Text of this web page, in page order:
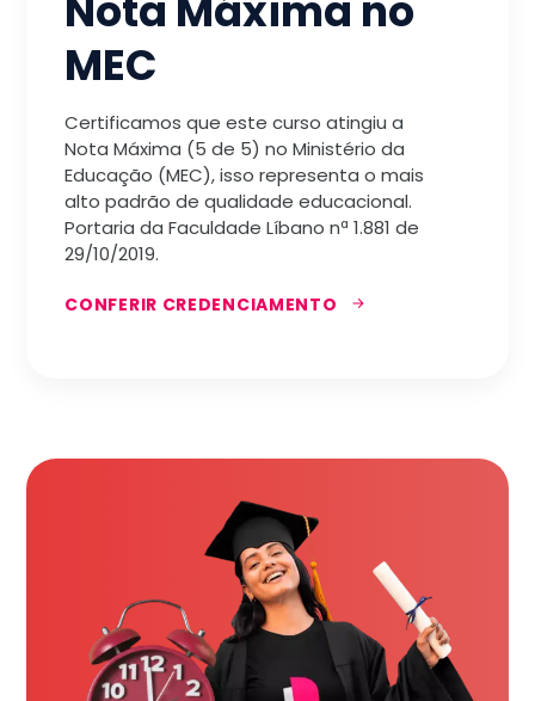
MEC
Certificamos que este curso atingiu a
Nota Máxima (5 de 5) no Ministério da
Educação (MEC), isso representa o mais
alto padrão de qualidade educacional.
Portaria da Faculdade Líbano nª 1.881 de
29/10/2019.
CONFERIR CREDENCIAMENTO